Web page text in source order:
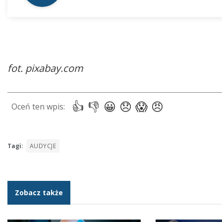
fot. pixabay.com
Tagi: AUDYCJE
Zobacz także